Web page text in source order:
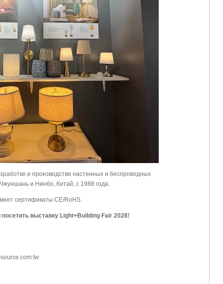
и производстве настенных и беспроводных
и Нинбо, Китай, с 1988 года.
сертификаты CE/RoHS.
выставку Light+Building Fair 2028!